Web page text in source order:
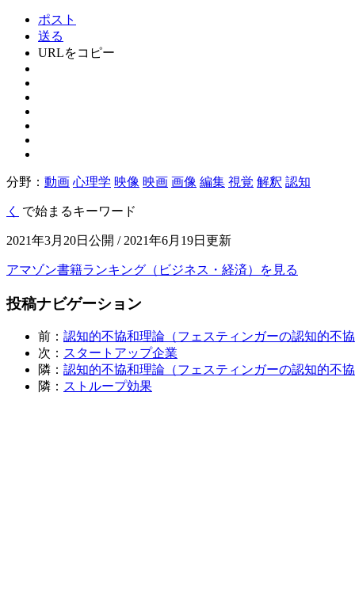
ポスト
送る
URLをコピー
分野： 動画 心理学 映像 映画 画像 編集 視覚 解釈 認知
く で始まるキーワード
2021年3月20日公開 / 2021年6月19日更新
アマゾン書籍ランキング（ビジネス・経済）を見る
投稿ナビゲーション
前： 認知的不協和理論（フェスティンガーの認知的不
次： スタートアップ企業
隣： 認知的不協和理論（フェスティンガーの認知的不
隣： ストループ効果